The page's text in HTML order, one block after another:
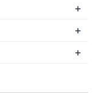
+
+
+